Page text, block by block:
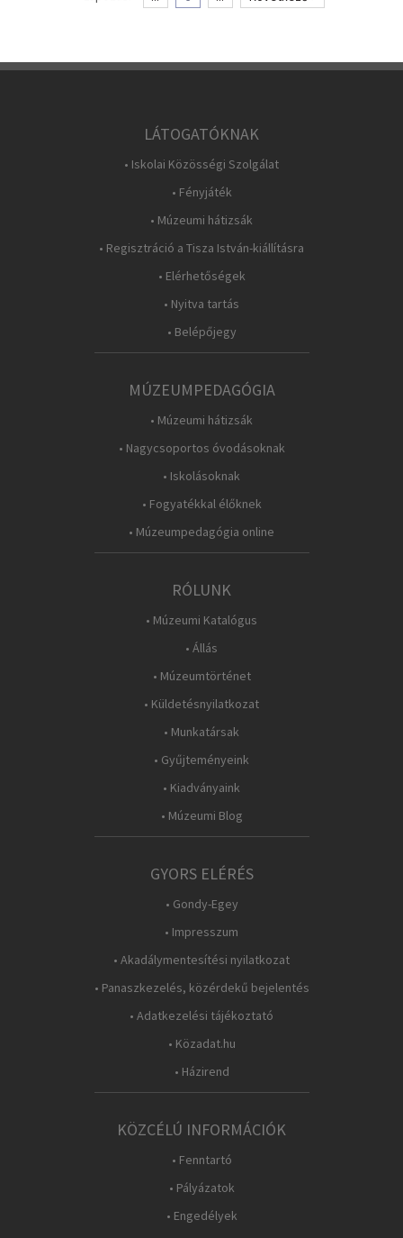
LÁTOGATÓKNAK
• Iskolai Közösségi Szolgálat
• Fényjáték
• Múzeumi hátizsák
• Regisztráció a Tisza István-kiállításra
• Elérhetőségek
• Nyitva tartás
• Belépőjegy
MÚZEUMPEDAGÓGIA
• Múzeumi hátizsák
• Nagycsoportos óvodásoknak
• Iskolásoknak
• Fogyatékkal élőknek
• Múzeumpedagógia online
RÓLUNK
• Múzeumi Katalógus
• Állás
• Múzeumtörténet
• Küldetésnyilatkozat
• Munkatársak
• Gyűjteményeink
• Kiadványaink
• Múzeumi Blog
GYORS ELÉRÉS
• Gondy-Egey
• Impresszum
• Akadálymentesítési nyilatkozat
• Panaszkezelés, közérdekű bejelentés
• Adatkezelési tájékoztató
• Közadat.hu
• Házirend
KÖZCÉLÚ INFORMÁCIÓK
• Fenntartó
• Pályázatok
• Engedélyek